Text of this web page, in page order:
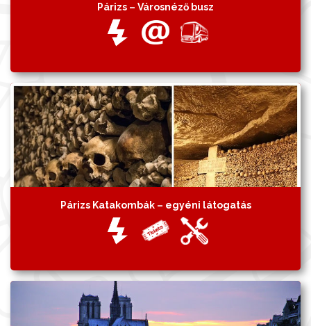
Párizs – Városnéző busz
Párizs Katakombák – egyéni látogatás